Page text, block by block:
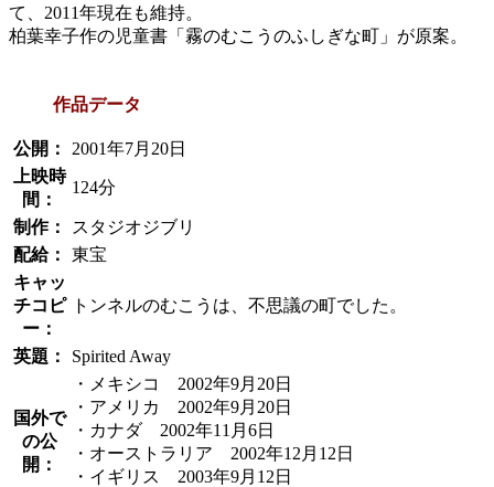
て、2011年現在も維持。
柏葉幸子作の児童書「霧のむこうのふしぎな町」が原案。
作品データ
公開：
2001年7月20日
上映時
間：
124分
制作：
スタジオジブリ
配給：
東宝
キャッ
チコピ
ー：
トンネルのむこうは、不思議の町でした。
英題： Spirited Away
国外で
の公
開：
・メキシコ 2002年9月20日
・アメリカ 2002年9月20日
・カナダ 2002年11月6日
・オーストラリア 2002年12月12日
・イギリス 2003年9月12日